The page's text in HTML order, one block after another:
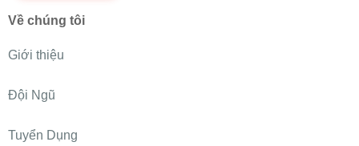
Về chúng tôi
Giới thiệu
Đội Ngũ
Tuyển Dụng